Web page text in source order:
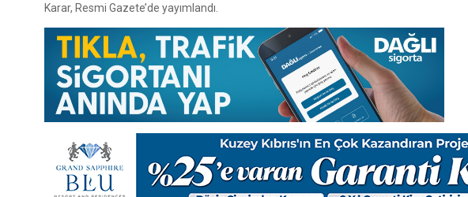
Karar, Resmi Gazete’de yayımlandı.